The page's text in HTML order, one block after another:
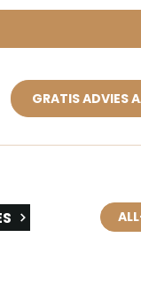
GRATIS ADVIES